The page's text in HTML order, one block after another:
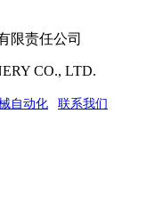
限责任公司
CO., LTD.
自动化 联系我们